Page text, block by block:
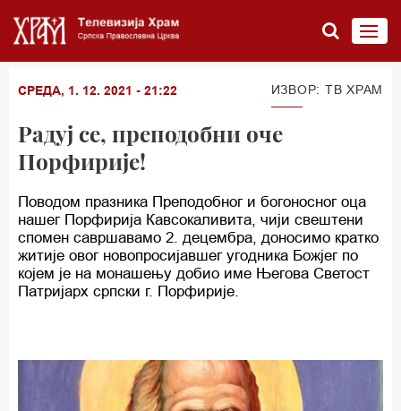
СРЕДА, 1. 12. 2021 - 21:22 ИЗВОР: ТВ ХРАМ
Радуј се, преподобни оче
Порфирије!
Поводом празника Преподобног и богоносног оца
нашег Порфирија Кавсокаливита, чији свештени
спомен савршавамо 2. децембра, доносимо кратко
житије овог новопросијавшег угодника Божјег по
којем је на монашењу добио име Његова Светост
Патријарх српски г. Порфирије.